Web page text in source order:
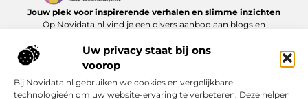
Uw privacy staat bij ons
voorop
Bij Novidata.nl gebruiken we cookies en vergelijkbare
technologieën om uw website-ervaring te verbeteren. Deze helpen
Jouw plek voor inspirerende verhalen en slimme inzichten
Op Novidata.nl vind je een divers aanbod aan blogs en
adviezen tot verrassende perspectieven. Laat je inspireren en
ontdek content die echt waarde toevoegt.
Onze informatie